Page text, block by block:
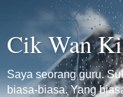
Cik Wan
Saya seorang guru.
biasa-biasa. Yang